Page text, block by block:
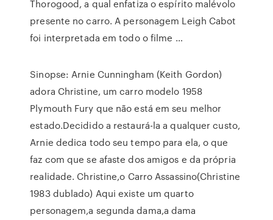
Thorogood, a qual enfatiza o espírito malévolo
presente no carro. A personagem Leigh Cabot
foi interpretada em todo o filme …
Sinopse: Arnie Cunningham (Keith Gordon)
adora Christine, um carro modelo 1958
Plymouth Fury que não está em seu melhor
estado.Decidido a restaurá-la a qualquer custo,
Arnie dedica todo seu tempo para ela, o que
faz com que se afaste dos amigos e da própria
realidade. Christine,o Carro Assassino(Christine
1983 dublado) Aqui existe um quarto
personagem,a segunda dama,a dama